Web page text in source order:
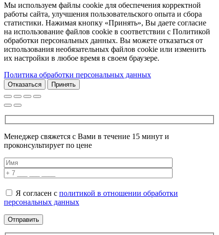
Мы используем файлы cookie для обеспечения корректной
работы сайта, улучшения пользовательского опыта и сбора
статистики. Нажимая кнопку «Принять», Вы даете согласие
на использование файлов cookie в соответствии с Политикой
обработки персональных данных. Вы можете отказаться от
использования необязательных файлов cookie или изменить
их настройки в любое время в своем браузере.
Политика обработки персональных данных
Отказаться Принять
Менеджер свяжется с Вами в течение 15 минут и
проконсультирует по цене
Я согласен с политикой в отношении обработки
персональных данных